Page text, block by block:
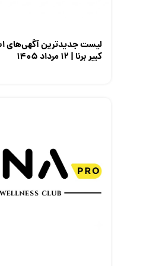
لیست جدیدترین آگهی‌های
کبیر برنا | ۱۲ مرداد ۱۴۰۵